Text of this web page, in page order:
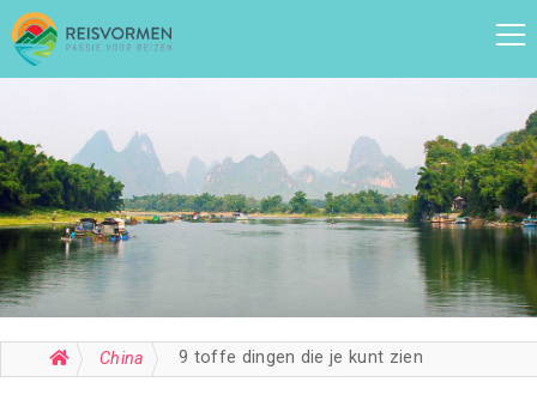
China